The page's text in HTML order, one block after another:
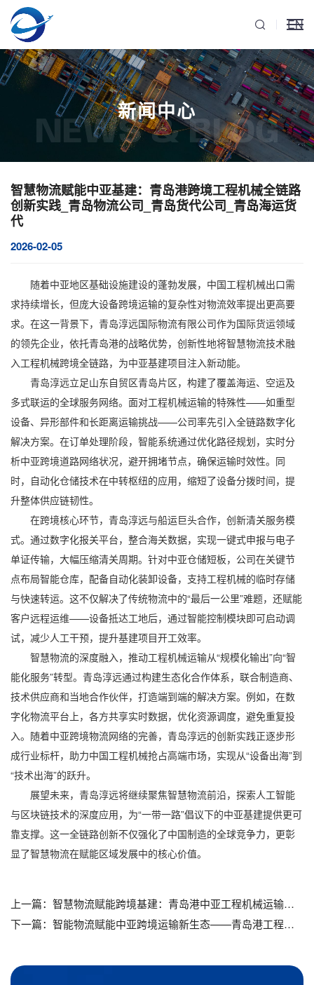
EN
新闻中心
NEWS & BLOG
智慧物流赋能中亚基建：青岛港跨境工程机械全链路
创新实践_青岛物流公司_青岛货代公司_青岛海运货
代
2026-02-05
随着中亚地区基础设施建设的蓬勃发展，中国工程机械出口需
求持续增长，但庞大设备跨境运输的复杂性对物流效率提出更高要
求。在这一背景下， 青岛淳远国际物流有限公司作为国际货运领域
的领先企业，依托青岛港的战略优势，创新性地将智慧物流技术融
入工程机械跨境全链路，为中亚基建项目注入新动能。
青岛淳远立足山东自贸区青岛片区，构建了覆盖海运、空运及
多式联运的全球服务网络。面对工程机械运输的特殊性——如重型
设备、异形部件和长距离运输挑战——公司率先引入全链路数字化
解决方案。在订单处理阶段，智能系统通过优化路径规划，实时分
析中亚跨境道路网络状况，避开拥堵节点，确保运输时效性。同
时，自动化仓储技术在中转枢纽的应用，缩短了设备分拨时间，提
升整体供应链韧性。
在跨境核心环节，青岛淳远与船运巨头合作，创新清关服务模
式。通过数字化报关平台，整合海关数据，实现一键式申报与电子
单证传输，大幅压缩清关周期。针对中亚仓储短板，公司在关键节
点布局智能仓库，配备自动化装卸设备，支持工程机械的临时存储
与快速转运。这不仅解决了传统物流中的“最后一公里”难题，还赋能
客户远程运维——设备抵达工地后，通过智能控制模块即可启动调
试，减少人工干预，提升基建项目开工效率。
智慧物流的深度融入，推动工程机械运输从“规模化输出”向“智
能化服务”转型。青岛淳远通过构建生态化合作体系，联合制造商、
技术供应商和当地合作伙伴，打造端到端的解决方案。例如，在数
字化物流平台上，各方共享实时数据，优化资源调度，避免重复投
入。随着中亚跨境物流网络的完善，青岛淳远的创新实践正逐步形
成行业标杆，助力中国工程机械抢占高端市场，实现从“设备出海”到
“技术出海”的跃升。
展望未来，青岛淳远将继续聚焦智慧物流前沿，探索人工智能
与区块链技术的深度应用，为“一带一路”倡议下的中亚基建提供更可
靠支撑。这一全链路创新不仅强化了中国制造的全球竞争力，更彰
显了智慧物流在赋能区域发展中的核心价值。
上一篇： 智慧物流赋能跨境基建：青岛港中亚工程机械运输体系创新_青岛海运出口_青岛设备报关_青岛设备清关
下一篇： 智能物流赋能中亚跨境运输新生态——青岛港工程机械全链路解决方案创新实践_青岛进口清关_青岛报关代理_青岛清关代理